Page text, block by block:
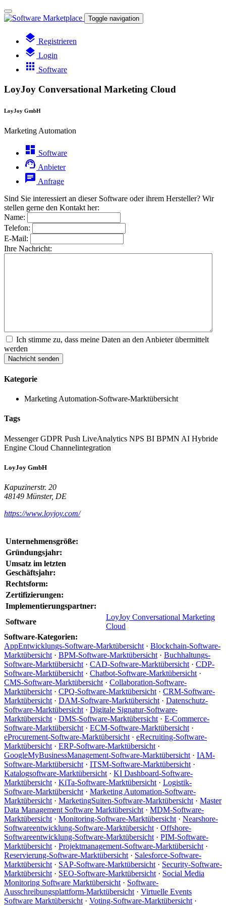
Toggle navigation
layers Registrieren
layers Login
apps Software
LoyJoy Conversational Marketing Cloud
LoyJoy GmbH
Marketing Automation
dashboard Software
support_agent Anbieter
chat Anfrage
Sind Sie interessiert an dieser Software oder ihrem Hersteller? Wir
stellen gerne den Kontakt her:
Name:
Telefon:
E-Mail:
Ihre Nachricht:
Ich stimme zu, dass meine Daten an den Anbieter übermittelt
werden
Nachricht senden
Kategorie
Marketing Automation-Software-Marktübersicht
Tags
Messenger GDPR Push LiveAnalytics NPS BI BPMN AI Hybride
Engine Cloud Channelintegration
LoyJoy GmbH
Kapuzinerstr. 20
48149 Münster, DE
https://www.loyjoy.com/
Unternehmensgröße:
Gründungsjahr:
Umsatz im letzten
Geschäftsjahr:
Rechtsform:
Zertifizierungen:
Implementierungspartner:
Software
LoyJoy Conversational Marketing
Cloud
Software-Kategorien:
AppEntwicklungs-Software-Marktübersicht · Blockchain-Software-
Marktübersicht · BPM-Software-Marktübersicht · Buchhaltungs-
Software-Marktübersicht · CAD-Software-Marktübersicht · CDP-
Software-Marktübersicht · Chatbot-Software-Marktübersicht ·
CMS-Software-Marktübersicht · Collaboration-Software-
Marktübersicht · CPQ-Software-Marktübersicht · CRM-Software-
Marktübersicht · DAM-Software-Marktübersicht · Datenschutz-
Software-Marktübersicht · Digitale Signatur-Software-
Marktübersicht · DMS-Software-Marktübersicht · E-Commerce-
Software-Marktübersicht · ECM-Software-Marktübersicht ·
eProcurement-Software-Marktübersicht · eRecruiting-Software-
Marktübersicht · ERP-Software-Marktübersicht ·
GoogleMyBusinessManagement-Software-Marktübersicht · IAM-
Software-Marktübersicht · ITSM-Software-Marktübersicht ·
Katalogsoftware-Marktübersicht · KI Dashboard-Software-
Marktübersicht · KiTa-Software-Marktübersicht · Logistik-
Software-Marktübersicht · Marketing Automation-Software-
Marktübersicht · MarketingSuiten-Software-Marktübersicht · Master
Data Management Software Marktübersicht · MDM-Software-
Marktübersicht · Monitoring-Software-Marktübersicht · Nearshore-
Softwareentwicklung-Software-Marktübersicht · Offshore-
Softwareentwicklung-Software-Marktübersicht · PIM-Software-
Marktübersicht · Projektmanagement-Software-Marktübersicht ·
Reservierung-Software-Marktübersicht · Salesforce-Software-
Marktübersicht · SAP-Software-Marktübersicht · Security-Software-
Marktübersicht · SEO-Software-Marktübersicht · Social Media
Monitoring Software Marktübersicht · Software-
Ausschreibungsplattform-Marktübersicht · Virtuelle Events
Software Marktübersicht · Voting-Software-Marktübersicht ·